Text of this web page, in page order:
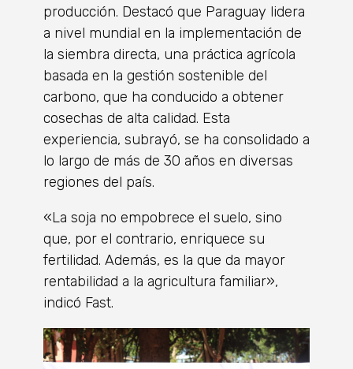
producción. Destacó que Paraguay lidera
a nivel mundial en la implementación de
la siembra directa, una práctica agrícola
basada en la gestión sostenible del
carbono, que ha conducido a obtener
cosechas de alta calidad. Esta
experiencia, subrayó, se ha consolidado a
lo largo de más de 30 años en diversas
regiones del país.
«La soja no empobrece el suelo, sino
que, por el contrario, enriquece su
fertilidad. Además, es la que da mayor
rentabilidad a la agricultura familiar»,
indicó Fast.